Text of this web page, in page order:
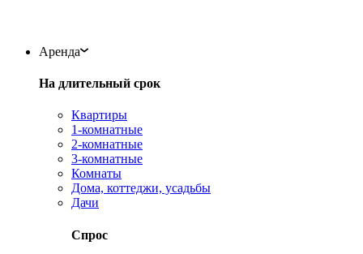
Аренда
На длительный срок
Квартиры
1-комнатные
2-комнатные
3-комнатные
Комнаты
Дома, коттеджи, усадьбы
Дачи
Спрос